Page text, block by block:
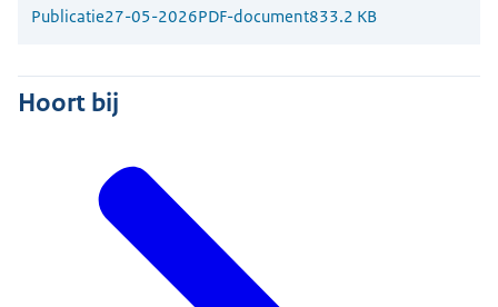
Publicatie27-05-2026PDF-document833.2 KB
Hoort bij